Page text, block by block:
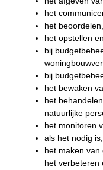
het
het
het opstellen
bij
bij
het bewaken
het
natuurlijke
het monitoren
als het nodig
het maken
het verbeteren